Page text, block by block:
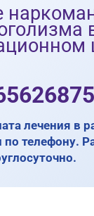
лечения в
по телефону.